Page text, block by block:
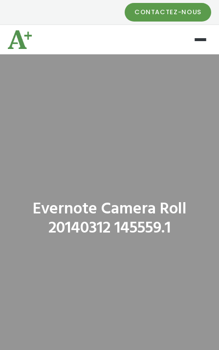
CONTACTEZ-NOUS
Evernote Camera Roll
20140312 145559.1